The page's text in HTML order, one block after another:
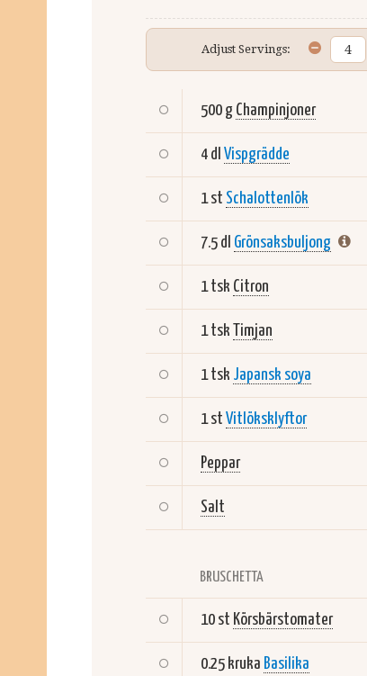
Adjust Servings:
500 g Champinjoner
4 dl Vispgrädde
1 st Schalottenlök
7.5 dl Grönsaksbuljong
1 tsk Citron
1 tsk Timjan
1 tsk Japansk soya
1 st Vitlöksklyftor
Peppar
Salt
BRUSCHETTA
10 st Körsbärstomater
0.25 kruka Basilika